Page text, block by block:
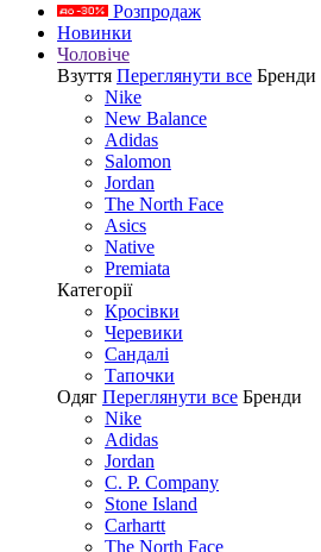
Розпродаж
Новинки
Чоловіче
Взуття Переглянути все Бренди
Nike
New Balance
Adidas
Salomon
Jordan
The North Face
Asics
Native
Premiata
Категорії
Кросівки
Черевики
Сандалі
Tапочки
Одяг Переглянути все Бренди
Nike
Adidas
Jordan
C. P. Company
Stone Island
Carhartt
The North Face